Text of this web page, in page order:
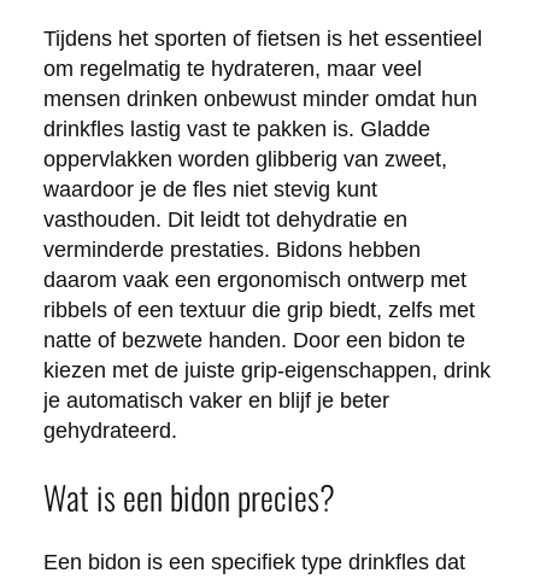
Tijdens het sporten of fietsen is het essentieel
om regelmatig te hydrateren, maar veel
mensen drinken onbewust minder omdat hun
drinkfles lastig vast te pakken is. Gladde
oppervlakken worden glibberig van zweet,
waardoor je de fles niet stevig kunt
vasthouden. Dit leidt tot dehydratie en
verminderde prestaties. Bidons hebben
daarom vaak een ergonomisch ontwerp met
ribbels of een textuur die grip biedt, zelfs met
natte of bezwete handen. Door een bidon te
kiezen met de juiste grip-eigenschappen, drink
je automatisch vaker en blijf je beter
gehydrateerd.
Wat is een bidon precies?
Een bidon is een specifiek type drinkfles dat